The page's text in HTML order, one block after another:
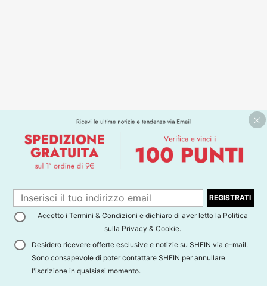
REGISTRATI
Accetto iTermini & Condizioni e dichiaro di aver letto la Politica
sulla Privacy & Cookie.
Desidero ricevere offerte esclusive e notizie su SHEIN via e-mail.
Sono consapevole di poter contattare SHEIN per annullare
l'iscrizione in qualsiasi momento.